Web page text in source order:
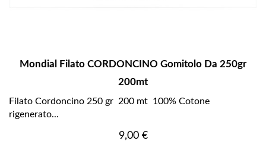
Mondial Filato CORDONCINO Gomitolo Da 250gr
200mt
Filato Cordoncino 250 gr 200 mt 100% Cotone
rigenerato...
Prezzo
9,00 €